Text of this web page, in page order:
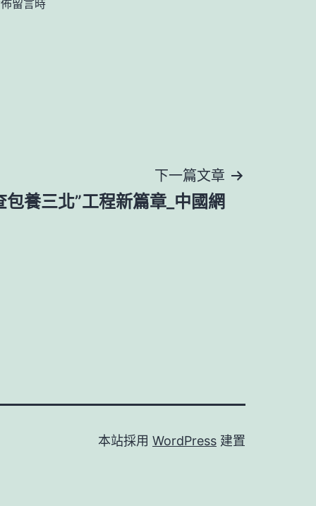
下一篇文章
包養三北”工程新篇章_中國網
本站採用 WordPress 建置